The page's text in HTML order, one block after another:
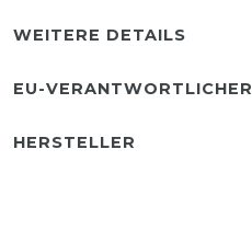
WEITERE DETAILS
EU-VERANTWORTLICHER
HERSTELLER